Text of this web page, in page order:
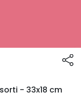
- 33x18 cm